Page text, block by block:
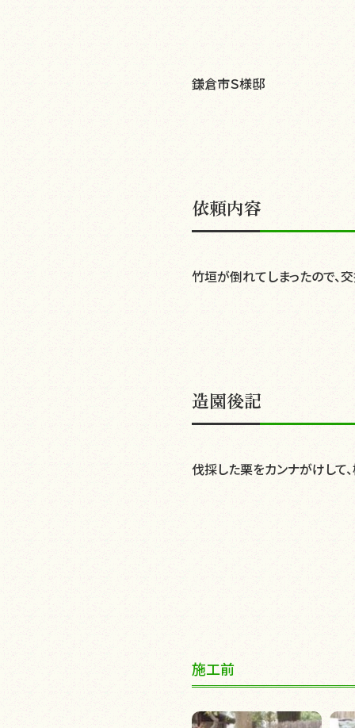
鎌倉市Ｓ様邸
依頼内容
竹垣が倒れてしまったので、
造園後記
伐採した栗をカンナがけして
施工前